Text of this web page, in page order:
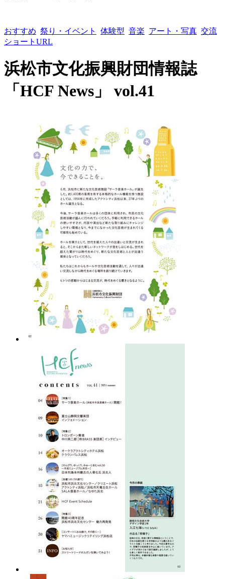
おすすめ 祭り・イベント 体験型 音楽 アート・写真 交流
ショートURL
浜松市文化振興財団情報誌
「HCF News」 vol.41